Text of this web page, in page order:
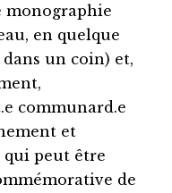
monographie
en quelque
un coin) et,
communard.e
et
qui peut être
de